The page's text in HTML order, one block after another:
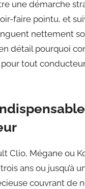
une démarche
faire pointu, et
nettement
détail pourquoi
tout
Clio, Mégane
ans ou jusqu’à
couvrant de